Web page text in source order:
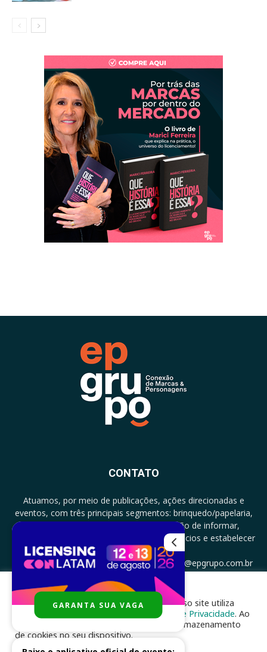
CONTATO
Atuamos, por meio de publicações, ações direcionadas e
eventos, com três principais segmentos: brinquedo/papelaria,
licenciamento e zero a três com a missão de informar,
documentar, proporcionar encontro de negócios e estabelecer
parcerias.
CONTATO: +5511994513097 - atendimento@epgrupo.com.br
SIGA-NOS
Para melhor experiência e navegação, nosso site utiliza
cookies, de acordo com a nossa
Política de Privacidade. Ao
clicar em “aceito”, você concorda com o armazenamento
de cookies no seu dispositivo.
GARANTA SUA VAGA